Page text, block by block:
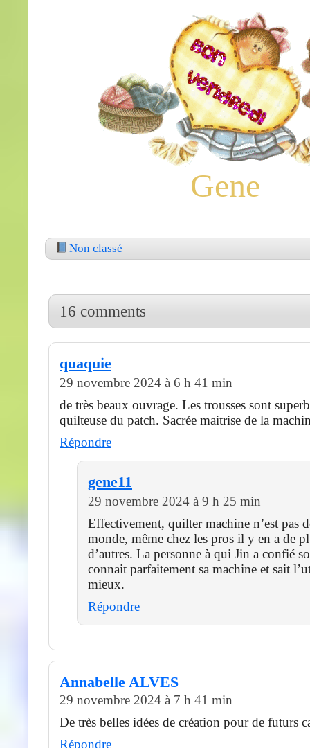
Gene
Non classé
16 comments
quaquie
29 novembre 2024 à 6 h 41 min
de très beaux ouvrage. Les trousses sont
quilteuse du patch. Sacrée maitrise de la
Répondre
gene11
29 novembre 2024 à 9 h 25 min
Effectivement, quilter machine n’est pas
monde, même chez les pros il y en a de
d’autres. La personne à qui Jin a confié
connait parfaitement sa machine et sait
mieux.
Répondre
Annabelle ALVES
29 novembre 2024 à 7 h 41 min
De très belles idées de création pour de futurs
Répondre